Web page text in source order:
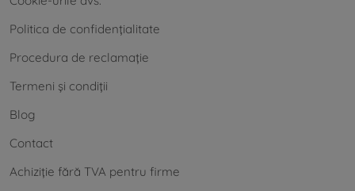
Politica de confidențialitate
Procedura de reclamație
Termeni și condiții
Blog
Contact
Achiziție fără TVA pentru firme